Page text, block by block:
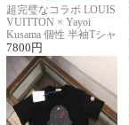
超完璧なコラボ LOUIS
VUITTON × Yayoi
Kusama 個性 半袖Tシャ
ツコピー男女兼用
7800 円